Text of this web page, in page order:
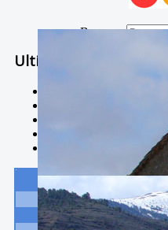
Buscar...
Ultimas Noticias
La estación de esquí de
Larga vida a las escuelas